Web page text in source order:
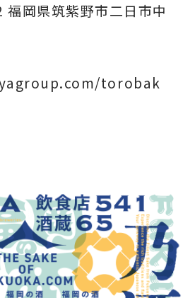
福岡県筑紫野市二日市中
torobak